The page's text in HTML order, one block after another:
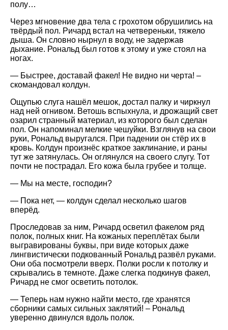
полу…
Через мгновение два тела с грохотом обрушились на
твёрдый пол. Ричард встал на четвереньки, тяжело
дыша. Он словно нырнул в воду, не задержав
дыхание. Рональд был готов к этому и уже стоял на
ногах.
— Быстрее, доставай факел! Не видно ни черта! –
скомандовал колдун.
Ощупью слуга нашёл мешок, достал палку и чиркнул
над ней огнивом. Ветошь вспыхнула, и дрожащий свет
озарил странный материал, из которого был сделан
пол. Он напоминал мелкие чешуйки. Взглянув на свои
руки, Рональд выругался. При падении он стёр их в
кровь. Колдун произнёс краткое заклинание, и раны
тут же затянулась. Он оглянулся на своего слугу. Тот
почти не пострадал. Его кожа была грубее и толще.
— Мы на месте, господин?
— Пока нет, — колдун сделал несколько шагов
вперёд.
Проследовав за ним, Ричард осветил факелом ряд
полок, полных книг. На кожаных переплётах были
выгравированы буквы, при виде которых даже
лингвистически подкованный Рональд развёл руками.
Они оба посмотрели вверх. Полки росли к потолку и
скрывались в темноте. Даже слегка подкинув факел,
Ричард не смог осветить потолок.
— Теперь нам нужно найти место, где хранятся
сборники самых сильных заклятий! – Рональд
уверенно двинулся вдоль полок.